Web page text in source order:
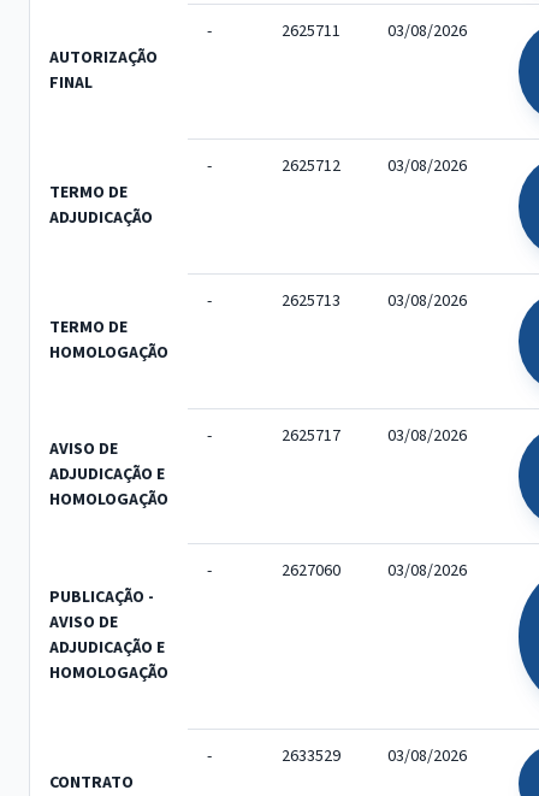
AUTORIZAÇÃO
FINAL
- 2625711 03/08/2026
TERMO DE
ADJUDICAÇÃO
- 2625712 03/08/2026
TERMO DE
HOMOLOGAÇÃO
- 2625713 03/08/2026
AVISO DE
ADJUDICAÇÃO E
HOMOLOGAÇÃO
- 2625717 03/08/2026
PUBLICAÇÃO -
AVISO DE
ADJUDICAÇÃO E
HOMOLOGAÇÃO
- 2627060 03/08/2026
CONTRATO
- 2633529 03/08/2026